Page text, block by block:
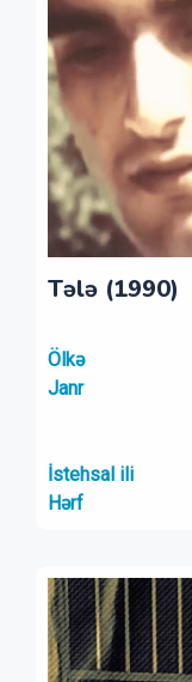
Tələ (1990)
Ölkə
Janr
İstehsal ili
Hərf